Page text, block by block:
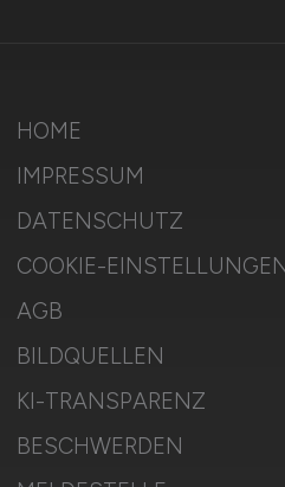
HOME
IMPRESSUM
DATENSCHUTZ
COOKIE-
AGB
BILDQUELLEN
KI-TRANSPARENZ
BESCHWERDEN